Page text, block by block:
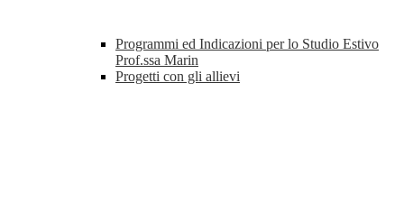
Programmi ed Indicazioni per lo Studio Estivo
Prof.ssa Marin
Progetti con gli allievi